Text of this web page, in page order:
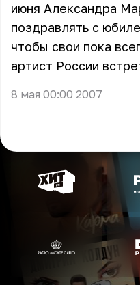
июня Александра
поздравлять с
чтобы свои пока
артист России
8 мая 00:00 2007